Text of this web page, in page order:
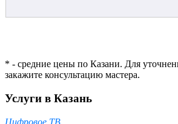
* - средние цены по Казани. Для
закажите консультацию мастера.
Услуги в Казань
Цифровое ТВ